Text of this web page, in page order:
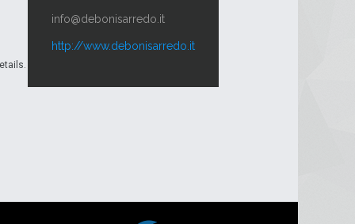
info@debonisarredo.it
http://www.debonisarredo.it